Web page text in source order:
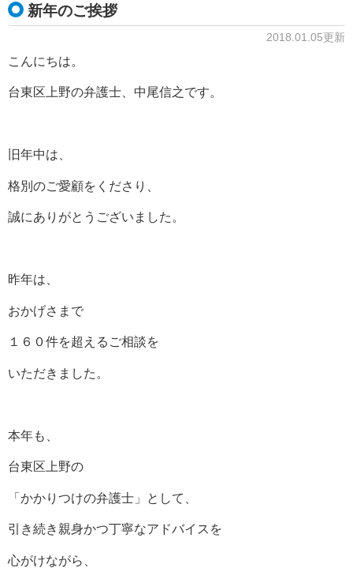
新年のご挨拶
2018.01.05更新
こんにちは。
台東区上野の弁護士、中尾信之です。
旧年中は、
格別のご愛顧をくださり、
誠にありがとうございました。
昨年は、
おかげさまで
１６０件を超えるご相談を
いただきました。
本年も、
台東区上野の
「かかりつけの弁護士」として、
引き続き親身かつ丁寧なアドバイスを
心がけながら、